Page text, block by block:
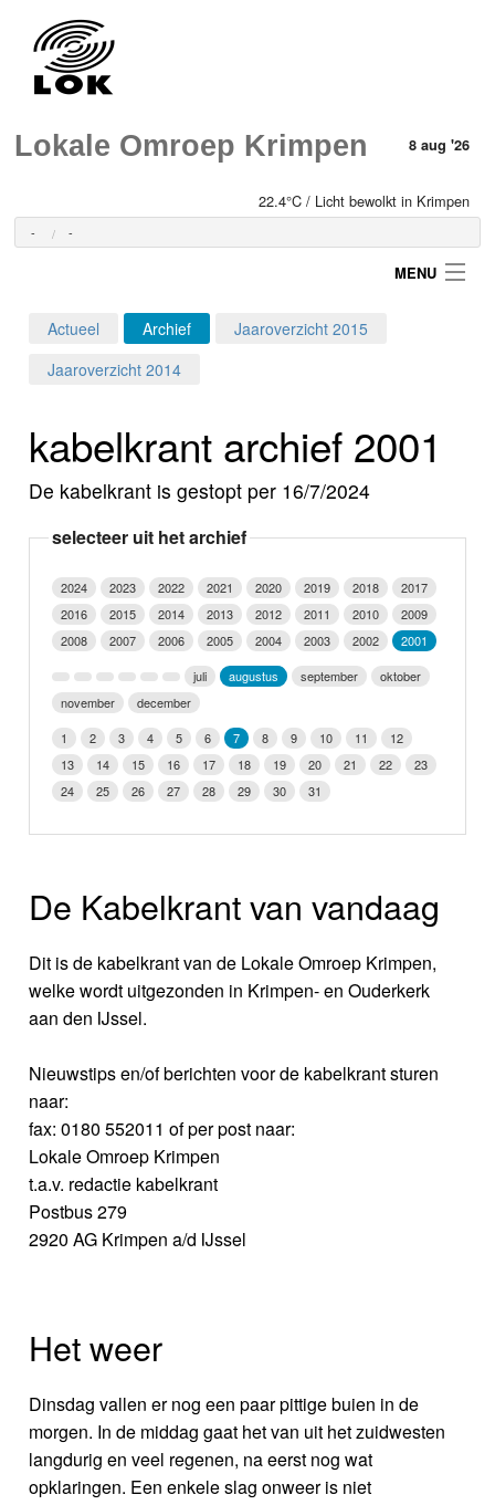
Lokale Omroep Krimpen 8 aug '26
22.4°C / Licht bewolkt in Krimpen
- -
MENU
Programma's
Video
Webcam
Info
Actueel Archief
Jaaroverzicht 2015
Jaaroverzicht 2014
kabelkrant archief 2001
De kabelkrant is gestopt per 16/7/2024
selecteer uit het archief
2024 2023 2022 2021 2020 2019 2018
2017
2016
2015 2014 2013 2012 2011 2010
2009
2008
2007 2006 2005 2004 2003 2002
2001
juli
augustus september
oktober
november
december
1
2 3 4 5 6 7 8 9 10 11
12
13
14 15 16 17 18 19 20 21 22
23
24
25 26 27 28 29 30 31
De Kabelkrant van vandaag
Dit is de kabelkrant van de Lokale Omroep Krimpen,
welke wordt uitgezonden in Krimpen- en Ouderkerk
aan den IJssel.
Nieuwstips en/of berichten voor de kabelkrant sturen
naar:
fax: 0180 552011 of per post naar:
Lokale Omroep Krimpen
t.a.v. redactie kabelkrant
Postbus 279
2920 AG Krimpen a/d IJssel
Het weer
Dinsdag vallen er nog een paar pittige buien in de
morgen. In de middag gaat het van uit het zuidwesten
langdurig en veel regenen, na eerst nog wat
opklaringen. Een enkele slag onweer is niet